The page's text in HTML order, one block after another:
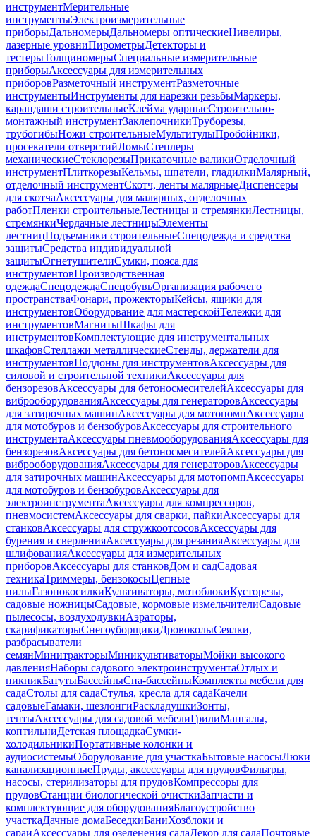
инструментМерительные
инструментыЭлектроизмерительные
приборыДальномерыДальномеры оптическиеНивелиры,
лазерные уровниПирометрыДетекторы и
тестерыТолщиномерыСпециальные измерительные
приборыАксессуары для измерительных
приборовРазметочный инструментРазметочные
инструментыИнструменты для нарезки резьбыМаркеры,
карандаши строительныеКлейма ударныеСтроительно-
монтажный инструментЗаклепочникиТруборезы,
трубогибыНожи строительныеМультитулыПробойники,
просекатели отверстийЛомыСтеплеры
механическиеСтеклорезыПрикаточные валикиОтделочный
инструментПлиткорезыКельмы, шпатели, гладилкиМалярный,
отделочный инструментСкотч, ленты малярныеДиспенсеры
для скотчаАксессуары для малярных, отделочных
работПленки строительныеЛестницы и стремянкиЛестницы,
стремянкиЧердачные лестницыЭлементы
лестницПодъемники строительныеСпецодежда и средства
защитыСредства индивидуальной
защитыОгнетушителиСумки, пояса для
инструментовПроизводственная
одеждаСпецодеждаСпецобувьОрганизация рабочего
пространстваФонари, прожекторыКейсы, ящики для
инструментовОборудование для мастерскойТележки для
инструментовМагнитыШкафы для
инструментовКомплектующие для инструментальных
шкафовСтеллажи металлическиеСтенды, держатели для
инструментовПоддоны для инструментовАксессуары для
силовой и строительной техникиАксессуары для
бензорезовАксессуары для бетоносмесителейАксессуары для
виброоборудованияАксессуары для генераторовАксессуары
для затирочных машинАксессуары для мотопомпАксессуары
для мотобуров и бензобуровАксессуары для строительного
инструментаАксессуары пневмооборудованияАксессуары для
бензорезовАксессуары для бетоносмесителейАксессуары для
виброоборудованияАксессуары для генераторовАксессуары
для затирочных машинАксессуары для мотопомпАксессуары
для мотобуров и бензобуровАксессуары для
электроинструментаАксессуары для компрессоров,
пневмосистемАксессуары для сварки, пайкиАксессуары для
станковАксессуары для стружкоотсосовАксессуары для
бурения и сверленияАксессуары для резанияАксессуары для
шлифованияАксессуары для измерительных
приборовАксессуары для станковДом и садСадовая
техникаТриммеры, бензокосыЦепные
пилыГазонокосилкиКультиваторы, мотоблокиКусторезы,
садовые ножницыСадовые, кормовые измельчителиСадовые
пылесосы, воздуходувкиАэраторы,
скарификаторыСнегоуборщикиДровоколыСеялки,
разбрасыватели
семянМинитракторыМиникультиваторыМойки высокого
давленияНаборы садового электроинструментаОтдых и
пикникБатутыБассейныСпа-бассейныКомплекты мебели для
садаСтолы для садаСтулья, кресла для садаКачели
садовыеГамаки, шезлонгиРаскладушкиЗонты,
тентыАксессуары для садовой мебелиГрилиМангалы,
коптильниДетская площадкаСумки-
холодильникиПортативные колонки и
аудиосистемыОборудование для участкаБытовые насосыЛюки
канализационныеПруды, аксессуары для прудовФильтры,
насосы, стерилизаторы для прудовКомпрессоры для
прудовСтанции биологической очисткиЗапчасти и
комплектующие для оборудованияБлагоустройство
участкаДачные домаБеседкиБаниХозблоки и
сараиАксессуары для озеленения садаДекор для садаПочтовые